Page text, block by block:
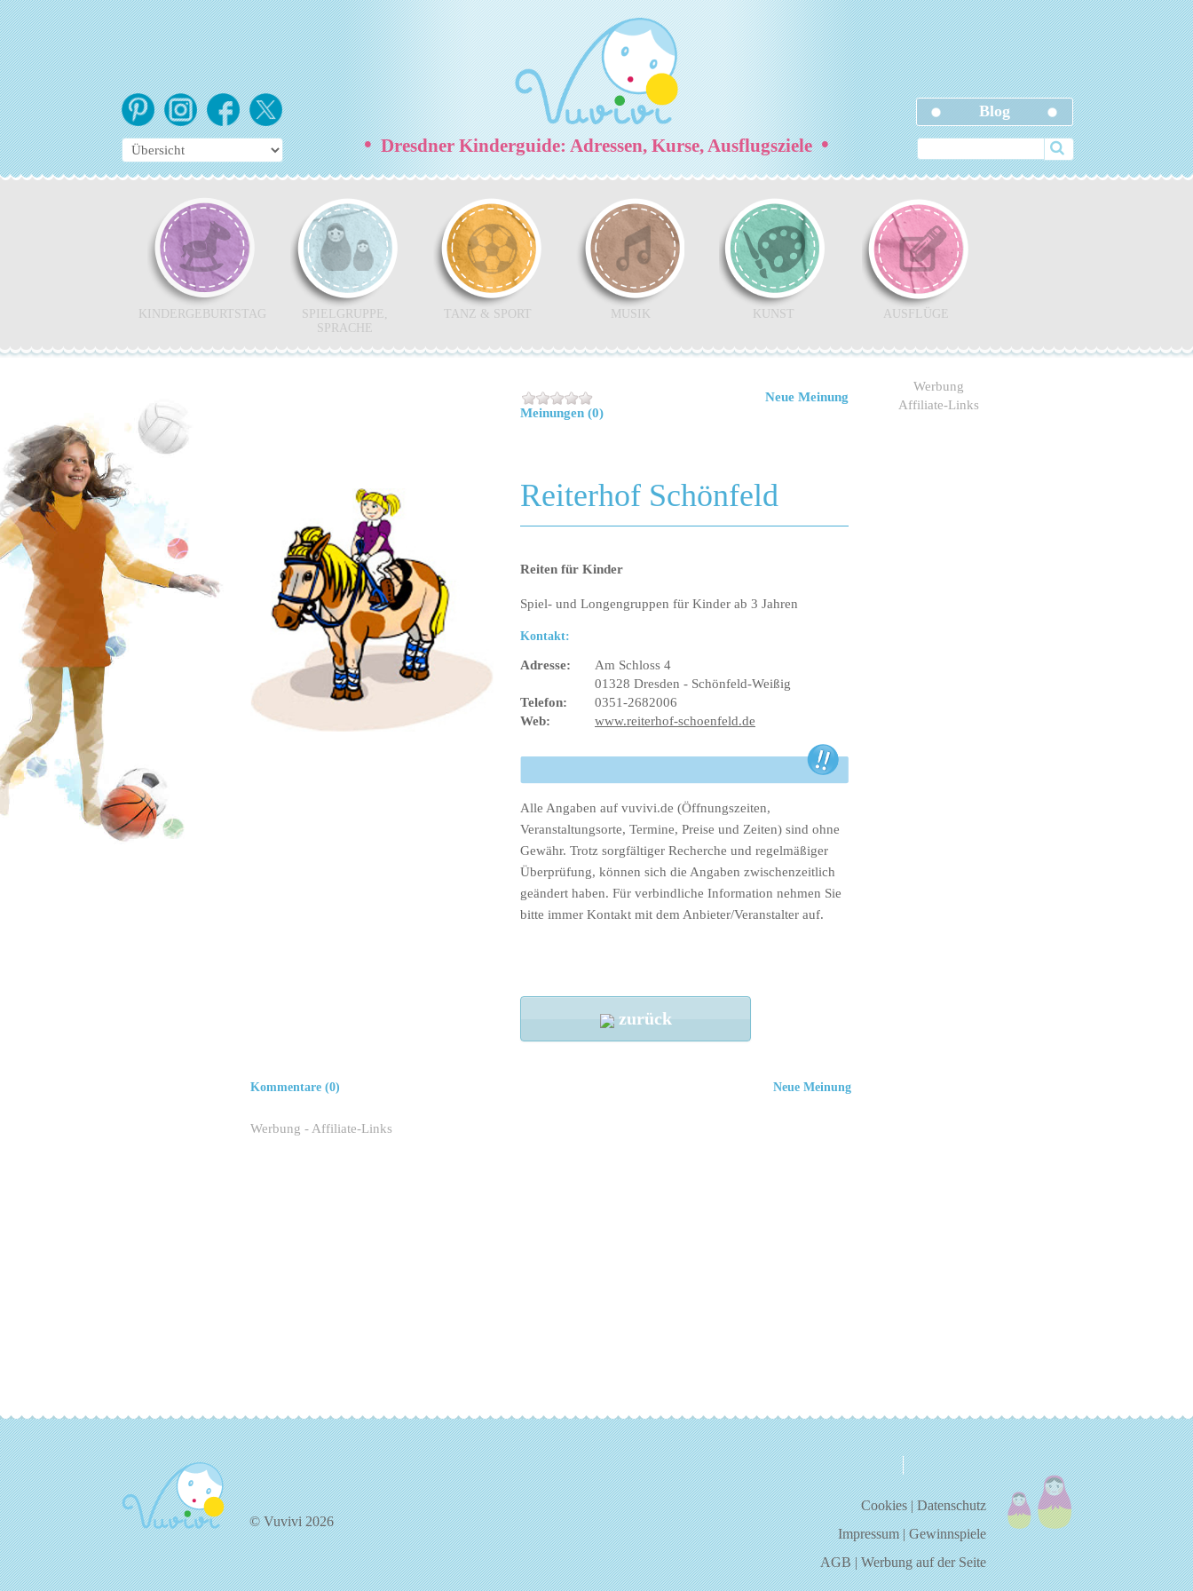
Blog
•Dresdner Kinderguide: Adressen, Kurse, Ausflugsziele•
KINDERGEBURTSTAG
SPIELGRUPPE,
SPRACHE
TANZ & SPORT MUSIK KUNST AUSFLÜGE
Meinungen (0)
Neue Meinung
Reiterhof Schönfeld
Reiten für Kinder
Spiel- und Longengruppen für Kinder ab 3 Jahren
Kontakt:
Adresse:
Am Schloss 4
01328 Dresden - Schönfeld-Weißig
Telefon:
0351-2682006
Web:
www.reiterhof-schoenfeld.de
Alle Angaben auf vuvivi.de (Öffnungszeiten,
Veranstaltungsorte, Termine, Preise und Zeiten) sind ohne
Gewähr. Trotz sorgfältiger Recherche und regelmäßiger
Überprüfung, können sich die Angaben zwischenzeitlich
geändert haben. Für verbindliche Information nehmen Sie
bitte immer Kontakt mit dem Anbieter/Veranstalter auf.
zurück
Neue Meinung
Kommentare (0)
Werbung - Affiliate-Links
Werbung
Affiliate-Links
© Vuvivi 2026
über uns kontakt
Cookies|Datenschutz
Impressum|Gewinnspiele
AGB|Werbung auf der Seite